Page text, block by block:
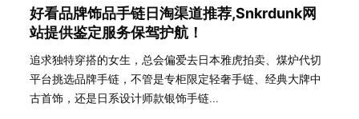
好看品牌饰品手链日淘渠道推荐,Snkrdunk网
站提供鉴定服务保驾护航！
追求独特穿搭的女生，总会偏爱去日本雅虎拍卖、煤炉代切
平台挑选品牌手链，不管是专柜限定轻奢手链、经典大牌中
古首饰，还是日系设计师款银饰手链...